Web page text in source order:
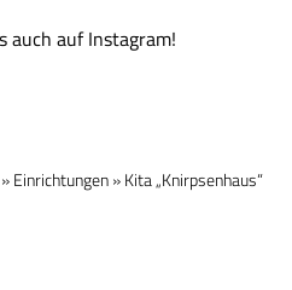
auch auf Instagram!
»Einrichtungen»Kita „Knirpsenhaus“